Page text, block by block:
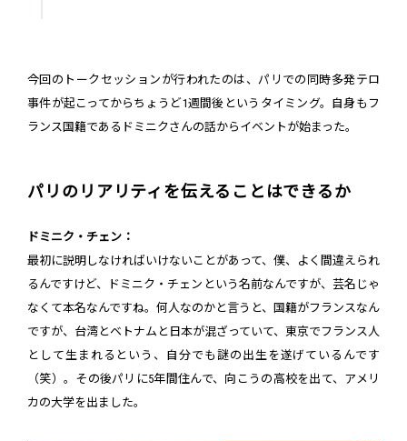
今回のトークセッションが行われたのは、パリでの同時多発テロ
事件が起こってからちょうど1週間後というタイミング。自身もフ
ランス国籍であるドミニクさんの話からイベントが始まった。
パリのリアリティを伝えることはできるか
ドミニク・チェン：
最初に説明しなければいけないことがあって、僕、よく間違えられ
るんですけど、ドミニク・チェンという名前なんですが、芸名じゃ
なくて本名なんですね。何人なのかと言うと、国籍がフランスなん
ですが、台湾とベトナムと日本が混ざっていて、東京でフランス人
として生まれるという、自分でも謎の出生を遂げているんです
（笑）。その後パリに5年間住んで、向こうの高校を出て、アメリ
カの大学を出ました。